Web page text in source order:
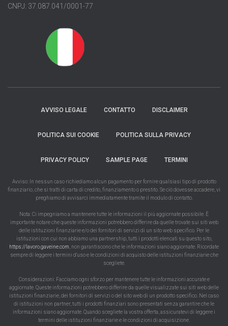
CNPJ: 37.087.041/0001-77
AVVISO LEGALE CONTATTO DISCLAIMER
POLITICA SUI COOKIE POLITICA SULLA PRIVACY
PRIVACY POLICY SAMPLE PAGE TERMINI
Avviso: In nessun caso richiediamo alcun pagamento per fornire qualsiasi tipo di prodotto
finanziario, che si tratti di carta di credito, finanziamento o prestito. Se ciò dovesse accadere, vi
preghiamo di avvisarci immediatamente tramite il modulo di contatto.
Nota: Ci impegniamo a mantenere tutte le informazioni il più aggiornate possibile. È
importante notare che queste informazioni potrebbero differire da quelle trovate sui siti web
delle istituzioni finanziarie e/o dei fornitori di servizi di un sito web specifico. Per le
istituzioni con cui non abbiamo una partnership, tutti i prodotti elencati su questo sito,
https://lavoro.gaveine.com, non garantiscono che le informazioni siano aggiornate. Ricordate
sempre di leggere i termini d'uso e le condizioni di acquisto delle istituzioni finanziarie che
scegliete.
Considerazioni: Facciamo ogni sforzo per mantenere tutte le informazioni accurate e
aggiornate. Queste informazioni potrebbero differire da quelle visualizzate sui siti web delle
istituzioni finanziarie, dei fornitori di servizi o del sito web di un prodotto specifico. Nel caso
di istituzioni non partner, tutti i prodotti finanziari sono presentati senza garantire che le
informazioni siano aggiornate. Quando scegliete la vostra offerta, assicuratevi di leggere i
termini delle istituzioni finanziarie e le condizioni di acquisizione.